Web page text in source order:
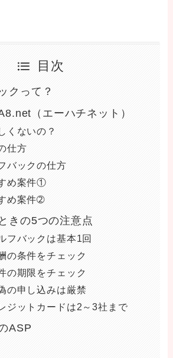
目次
クって？
（エーハチネット）
くないの？
仕方
バックの仕方
め案件①
め案件➁
きの5つの注意点
フバックは基本1回
の条件をチェック
の期限をチェック
の申し込みは厳禁
ジットカードは2～3社まで
ASP